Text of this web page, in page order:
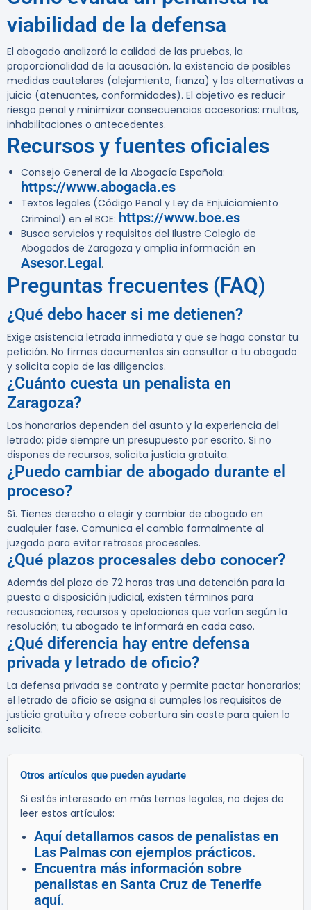
viabilidad de la defensa
El abogado analizará la calidad de las pruebas, la
proporcionalidad de la acusación, la existencia de posibles
medidas cautelares (alejamiento, fianza) y las alternativas a
juicio (atenuantes, conformidades). El objetivo es reducir
riesgo penal y minimizar consecuencias accesorias: multas,
inhabilitaciones o antecedentes.
Recursos y fuentes oficiales
Consejo General de la Abogacía Española:
https://www.abogacia.es
Textos legales (Código Penal y Ley de Enjuiciamiento
Criminal) en el BOE: https://www.boe.es
Busca servicios y requisitos del Ilustre Colegio de
Abogados de Zaragoza y amplía información en
Asesor.Legal.
Preguntas frecuentes (FAQ)
¿Qué debo hacer si me detienen?
Exige asistencia letrada inmediata y que se haga constar tu
petición. No firmes documentos sin consultar a tu abogado
y solicita copia de las diligencias.
¿Cuánto cuesta un penalista en
Zaragoza?
Los honorarios dependen del asunto y la experiencia del
letrado; pide siempre un presupuesto por escrito. Si no
dispones de recursos, solicita justicia gratuita.
¿Puedo cambiar de abogado durante el
proceso?
Sí. Tienes derecho a elegir y cambiar de abogado en
cualquier fase. Comunica el cambio formalmente al
juzgado para evitar retrasos procesales.
¿Qué plazos procesales debo conocer?
Además del plazo de 72 horas tras una detención para la
puesta a disposición judicial, existen términos para
recusaciones, recursos y apelaciones que varían según la
resolución; tu abogado te informará en cada caso.
¿Qué diferencia hay entre defensa
privada y letrado de oficio?
La defensa privada se contrata y permite pactar honorarios;
el letrado de oficio se asigna si cumples los requisitos de
justicia gratuita y ofrece cobertura sin coste para quien lo
solicita.
Otros artículos que pueden ayudarte
Si estás interesado en más temas legales, no dejes de
leer estos artículos:
Aquí detallamos casos de penalistas en
Las Palmas con ejemplos prácticos.
Encuentra más información sobre
penalistas en Santa Cruz de Tenerife
aquí.